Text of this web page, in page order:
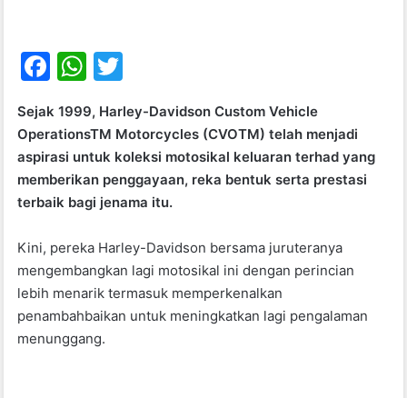
F
c
e
b
o
o
k
W
at
s
A
p
p
itt
er
Sejak 1999, Harley-Davidson Custom Vehicle
OperationsTM Motorcycles (CVOTM) telah menjadi
aspirasi untuk koleksi motosikal keluaran terhad yang
memberikan penggayaan, reka bentuk serta prestasi
terbaik bagi jenama itu.
Kini, pereka Harley-Davidson bersama juruteranya
mengembangkan lagi motosikal ini dengan perincian
lebih menarik termasuk memperkenalkan
penambahbaikan untuk meningkatkan lagi pengalaman
menunggang.